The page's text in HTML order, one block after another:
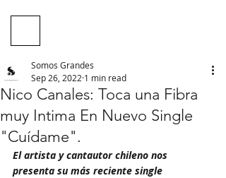
Nico Canales: Toca una Fibra
muy Intima En Nuevo Single
"Cuídame".
Somos Grandes
Sep 26, 2022 1 min read
El artista y cantautor chileno nos
presenta su más reciente single